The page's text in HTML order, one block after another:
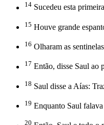
14 Sucedeu esta
15 Houve grande
16 Olharam as
17 Então, disse Saul ao
18 Saul disse a Aías:
19 Enquanto Saul
20